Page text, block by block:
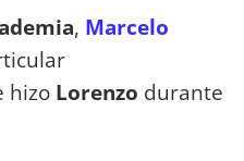
, Marcelo
hizo Lorenzo durante